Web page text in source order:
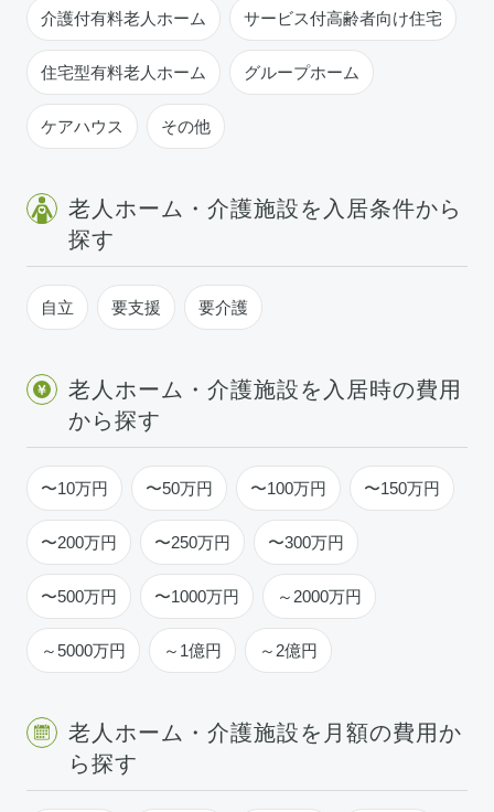
介護付有料老人ホーム サービス付高齢者向け住宅
住宅型有料老人ホーム グループホーム
ケアハウス その他
老人ホーム・介護施設を入居条件から
探す
自立 要支援 要介護
老人ホーム・介護施設を入居時の費用
から探す
〜10万円 〜50万円 〜100万円 〜150万円
〜200万円 〜250万円 〜300万円
〜500万円 〜1000万円 ～2000万円
～5000万円 ～1億円 ～2億円
老人ホーム・介護施設を月額の費用か
ら探す